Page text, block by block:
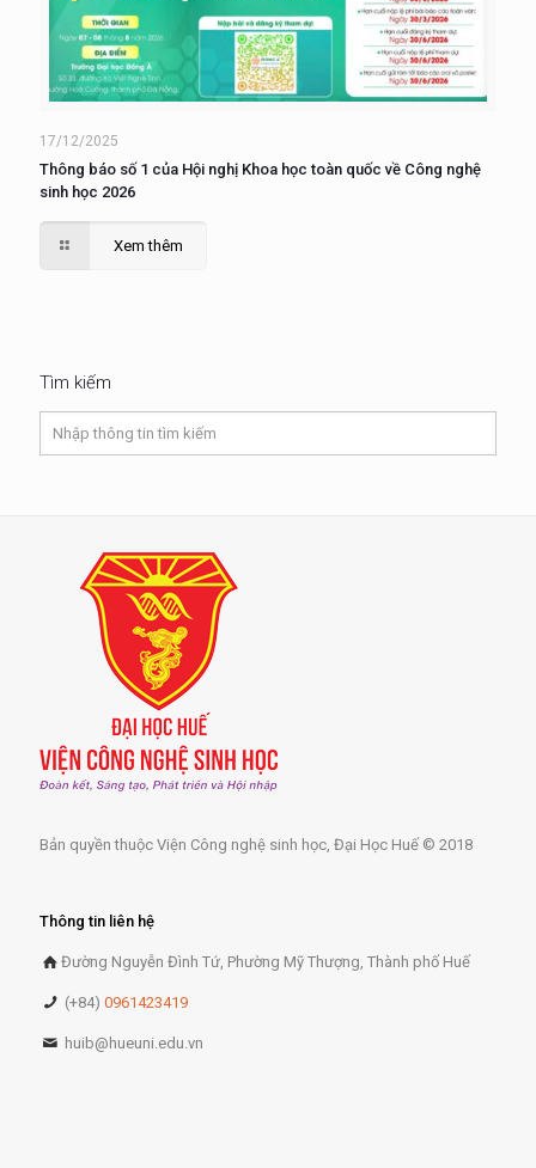
17/12/2025
Thông báo số 1 của Hội nghị Khoa học toàn quốc về Công nghệ
sinh học 2026
Xem thêm
Tìm kiếm
Bản quyền thuộc Viện Công nghệ sinh học, Đại Học Huế © 2018
Thông tin liên hệ
Đường Nguyễn Đình Tứ, Phường Mỹ Thượng, Thành phố Huế
(+84)0961423419
huib@hueuni.edu.vn